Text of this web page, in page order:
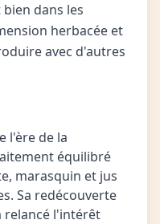
dans les
herbacée et
avec d'autres
l'ère de la
équilibré
marasquin et jus
Sa redécouverte
relancé l'intérêt